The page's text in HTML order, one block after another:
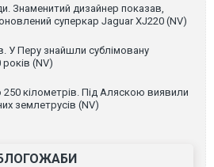
Знаменитий дизайнер показав,
суперкар Jaguar XJ220 (NV)
У Перу знайшли сублімовану
(NV)
кілометрів. Під Аляскою виявили
землетрусів (NV)